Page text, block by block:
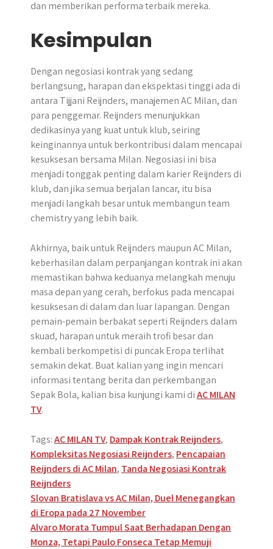
dan memberikan performa terbaik mereka.
Kesimpulan
Dengan negosiasi kontrak yang sedang
berlangsung, harapan dan ekspektasi tinggi ada di
antara Tijjani Reijnders, manajemen AC Milan, dan
para penggemar. Reijnders menunjukkan
dedikasinya yang kuat untuk klub, seiring
keinginannya untuk berkontribusi dalam mencapai
kesuksesan bersama Milan. Negosiasi ini bisa
menjadi tonggak penting dalam karier Reijnders di
klub, dan jika semua berjalan lancar, itu bisa
menjadi langkah besar untuk membangun team
chemistry yang lebih baik.
​Akhirnya, baik untuk Reijnders maupun AC Milan,
keberhasilan dalam perpanjangan kontrak ini akan
memastikan bahwa keduanya melangkah menuju
masa depan yang cerah, berfokus pada mencapai
kesuksesan di dalam dan luar lapangan.​ Dengan
pemain-pemain berbakat seperti Reijnders dalam
skuad, harapan untuk meraih trofi besar dan
kembali berkompetisi di puncak Eropa terlihat
semakin dekat. Buat kalian yang ingin mencari
informasi tentang berita dan perkembangan
Sepak Bola, kalian bisa kunjungi kami diAC MILAN
TV.
Tags:AC MILAN TV, Dampak Kontrak Reijnders,
Kompleksitas Negosiasi Reijnders, Pencapaian
Reijnders di AC Milan, Tanda Negosiasi Kontrak
Reijnders
Post
navigation
Slovan Bratislava vs AC Milan, Duel Menegangkan
di Eropa pada 27 November
Alvaro Morata Tumpul Saat Berhadapan Dengan
Monza, Tetapi Paulo Fonseca Tetap Memuji